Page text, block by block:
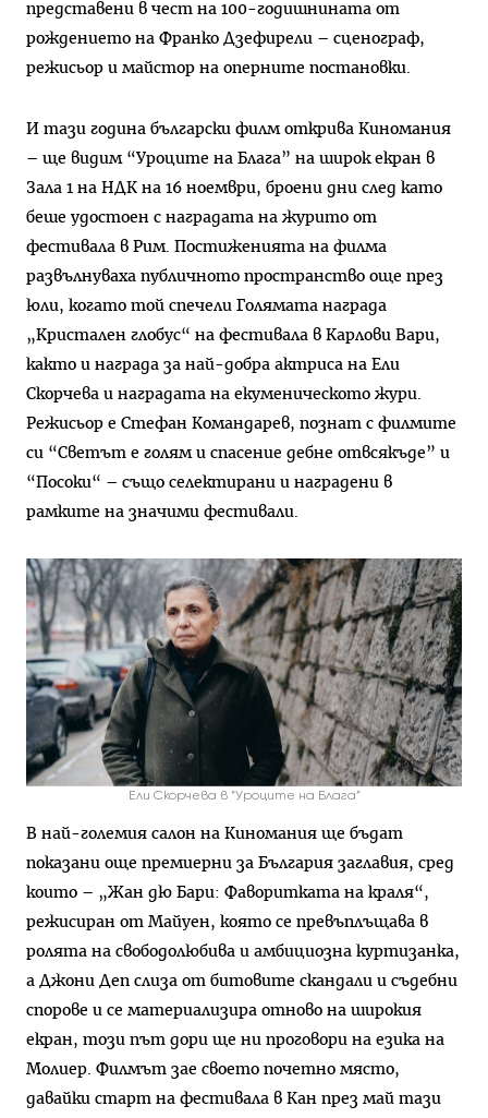
представени в чест на 100-годишнината от
рождението на Франко Дзефирели – сценограф,
режисьор и майстор на оперните постановки.
И тази година български филм открива Киномания
– ще видим “Уроците на Блага” на широк екран в
Зала 1 на НДК на 16 ноември, броени дни след като
беше удостоен с наградата на журито от
фестивала в Рим. Постиженията на филма
развълнуваха публичното пространство още през
юли, когато той спечели Голямата награда
„Кристален глобус“ на фестивала в Карлови Вари,
както и награда за най-добра актриса на Ели
Скорчева и наградата на екуменическото жури.
Режисьор е Стефан Командарев, познат с филмите
си “Светът е голям и спасение дебне отвсякъде” и
“Посоки“ – също селектирани и наградени в
рамките на значими фестивали.
Ели Скорчева в “Уроците на Блага”
В най-големия салон на Киномания ще бъдат
показани още премиерни за България заглавия, сред
които – „Жан дю Бари: Фаворитката на краля“,
режисиран от Майуен, която се превъплъщава в
ролята на свободолюбива и амбициозна куртизанка,
а Джони Деп слиза от битовите скандали и съдебни
спорове и се материализира отново на широкия
екран, този път дори ще ни проговори на езика на
Молиер. Филмът зае своето почетно място,
давайки старт на фестивала в Кан през май тази